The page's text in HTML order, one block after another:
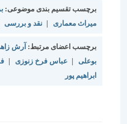
برچسب تقسیم بندی موضوعی:بررسی
میراث معماری
| نقد و بررسی | هم
برچسب اعضای مرتبط: آرش زاهدان |
| عباس فرخ زنوزی | فرهاد
ابراهیم پور